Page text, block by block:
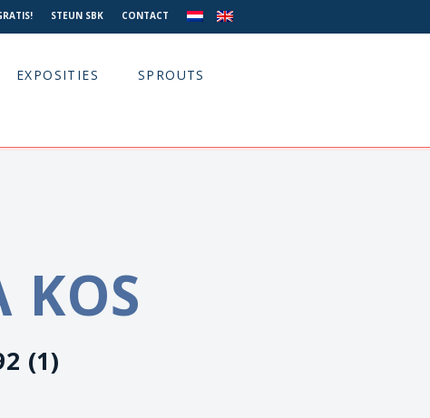
STEUN SBK CONTACT
EXPOSITIES SPROUTS
KOS
(1)